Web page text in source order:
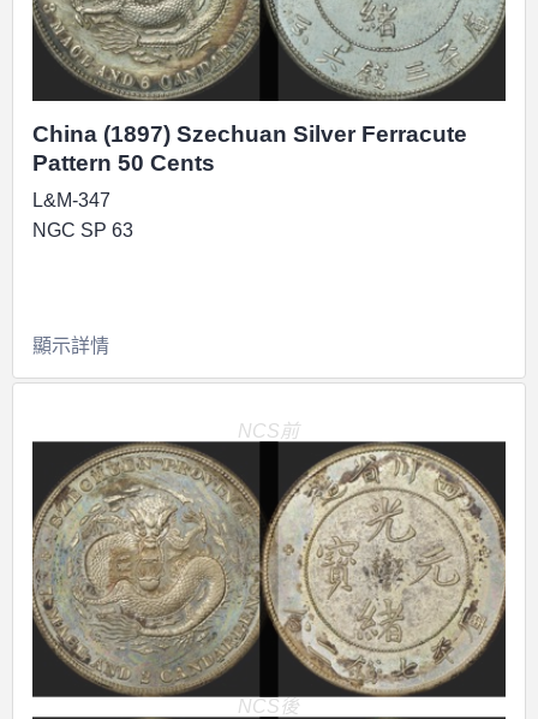
China (1897) Szechuan Silver Ferracute
Pattern 50 Cents
L&M-347
NGC SP 63
顯示詳情
NCS前
NCS後